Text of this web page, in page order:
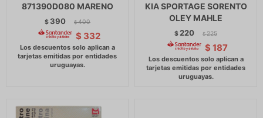
871390D080 MARENO
$ 390 $ 400
$ 332
KIA SPORTAGE SORENTO
OLEY MAHLE
$ 220 $ 225
$ 187